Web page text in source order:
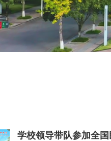
学校领导带队参加全